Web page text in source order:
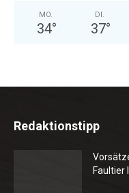
MO.
34°
DI.
37°
Redaktionstipp
Faultier